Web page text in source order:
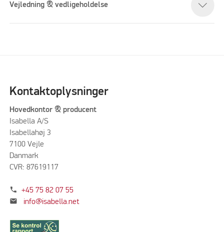
Vejledning & vedligeholdelse
Kontaktoplysninger
Hovedkontor & producent
Isabella A/S
Isabellahøj 3
7100 Vejle
Danmark
CVR: 87619117
phone +45 75 82 07 55
mail info@isabella.net